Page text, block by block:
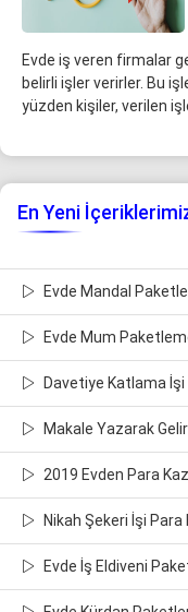
Evde iş veren firmalar
belirli işler verirler. Bu
yüzden kişiler, verilen
En Yeni
Evde Mandal
Evde Mum
Davetiye Katlama İşi
Makale Yazarak
2019 Evden Para
Nikah Şekeri İşi
Evde İş Eldiveni